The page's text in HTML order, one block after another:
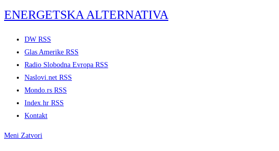
Skip
to
ENERGETSKA ALTERNATIVA
DW RSS
Glas Amerike RSS
Radio Slobodna Evropa RSS
Naslovi.net RSS
Mondo.rs RSS
Index.hr RSS
Kontakt
Meni Zatvori